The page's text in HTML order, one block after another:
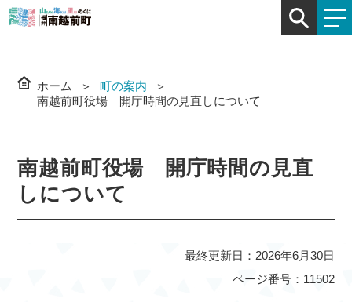
ホーム
町の案内
南越前町役場 開庁時間の見直しについて
南越前町役場 開庁時間の見直
しについて
最終更新日：2026年6月30日
ページ番号：11502